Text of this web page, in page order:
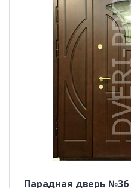
Парадная дверь №36